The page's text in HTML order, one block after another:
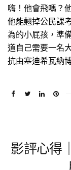
嗨！他會飛嗎？
他能翹掉公民課
為的小屁孩，準
道自己需要一名
抗由塞迪希瓦納
影評心得